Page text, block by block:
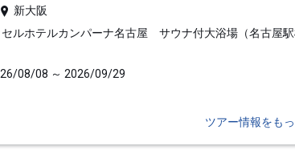
新大阪
セルホテルカンパーナ名古屋 サウナ付大浴場（名古屋駅
08/08 ～ 2026/09/29
ツアー情報をも